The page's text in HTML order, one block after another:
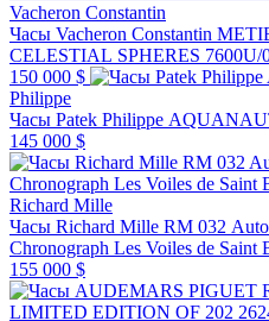
Vacheron Constantin
Часы Vacheron Constantin
CELESTIAL SPHERES 7600U/
150 000 $
Philippe
Часы Patek Philippe
145 000 $
Richard Mille
Часы Richard Mille RM 032
Chronograph Les Voiles de Saint
155 000 $